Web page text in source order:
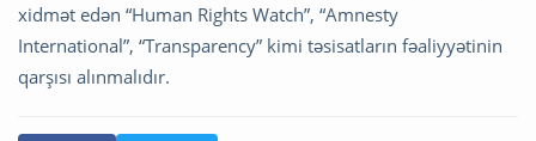
xidmət edən “Human Rights Watch”, “Amnesty
International”, “Transparency” kimi təsisatların fəaliyyətinin
qarşısı alınmalıdır.